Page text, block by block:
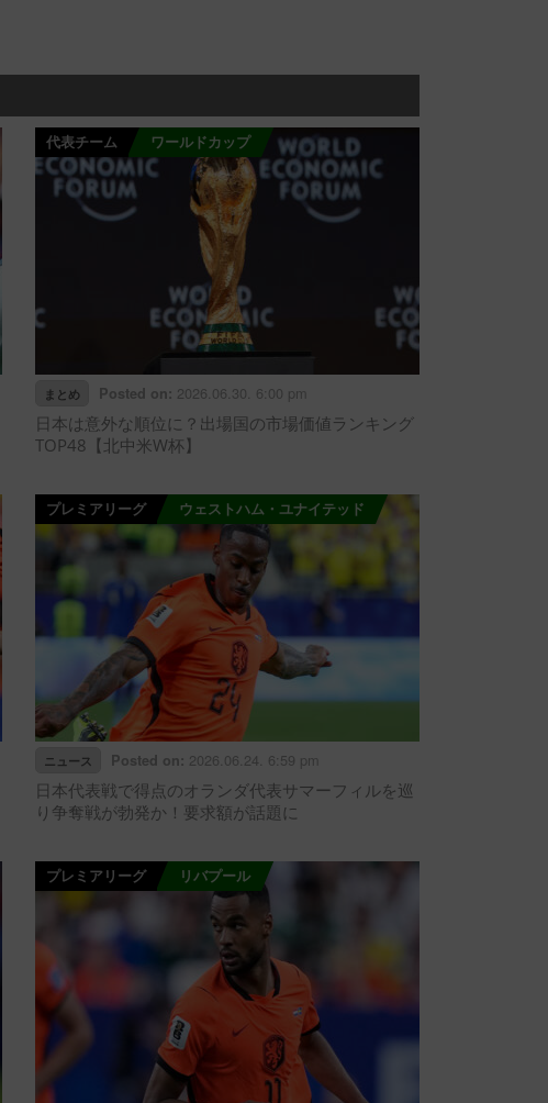
代表チーム ワールドカップ
まとめ Posted on: 2026.06.30. 6:00 pm
日本は意外な順位に？出場国の市場価値ランキング
TOP48【北中米W杯】
プレミアリーグ ウェストハム・ユナイテッド
ニュース Posted on: 2026.06.24. 6:59 pm
日本代表戦で得点のオランダ代表サマーフィルを巡
り争奪戦が勃発か！要求額が話題に
プレミアリーグ リバプール